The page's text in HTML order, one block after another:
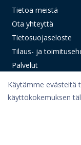
Tietoa meistä
Ota yhteyttä
Tietosuojaseloste
Tilaus- ja
Palvelut
Käytämme evästeitä
käyttökokemuksen